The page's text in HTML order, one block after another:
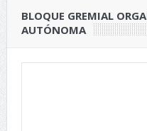
BLOQUE GREMIAL
AUTÓNOMA